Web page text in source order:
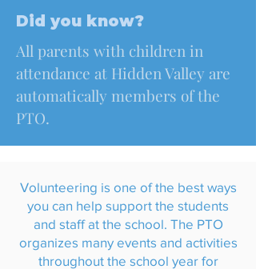
Did you know?
All parents with children in
attendance at Hidden Valley are
automatically members of the
PTO.
Volunteering is one of the best ways
you can help support the students
and staff at the school. The PTO
organizes many events and activities
throughout the school year for